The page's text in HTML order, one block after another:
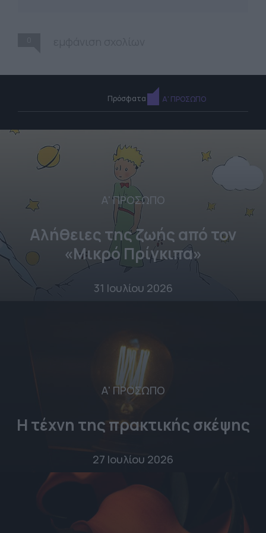
Πρόσφατα Α' ΠΡΟΣΩΠΟ
Α' ΠΡΟΣΩΠΟ
Αλήθειες της ζωής από τον
«Μικρό Πρίγκιπα»
31 Ιουλίου 2026
Α' ΠΡΟΣΩΠΟ
Η τέχνη της πρακτικής σκέψης
27 Ιουλίου 2026